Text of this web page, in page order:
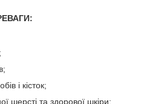
і кісток;
шерсті та здорової шкіри;